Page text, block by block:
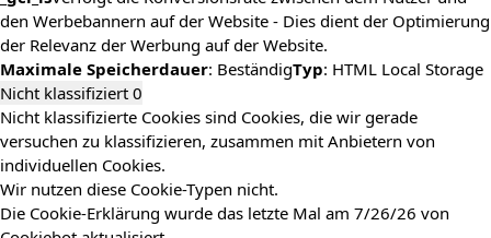
den Werbebannern auf der Website - Dies dient der Optimierung
der Relevanz der Werbung auf der Website.
Maximale Speicherdauer: BeständigTyp: HTML Local Storage
Nicht klassifiziert 0
Nicht klassifizierte Cookies sind Cookies, die wir gerade
versuchen zu klassifizieren, zusammen mit Anbietern von
individuellen Cookies.
Wir nutzen diese Cookie-Typen nicht.
Die Cookie-Erklärung wurde das letzte Mal am 7/26/26 von